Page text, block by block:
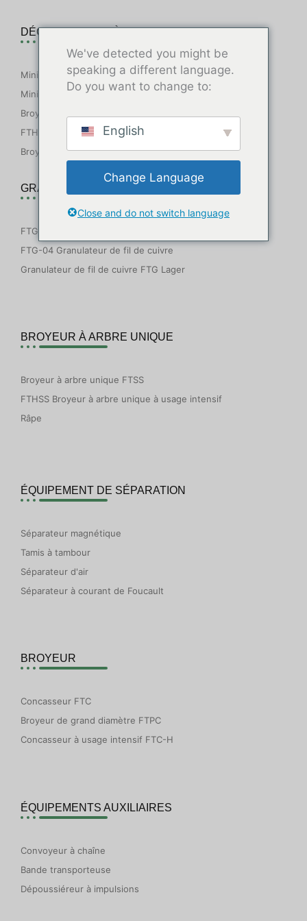
DÉCHIQUETEUR À DOUBLE ARBRE
Mini-broyeur FTS
Mini-déchiqueteuse FT2S
Broyeur à double arbre FTHS
FTHS-P Déchiqueteuse à usage intensif
Broyeur de pneus FTHS-T
GRANULATEUR DE FIL DE CUIVRE
FTG-03 Mini granulateur de fil de cuivre
FTG-04 Granulateur de fil de cuivre
Granulateur de fil de cuivre FTG Lager
BROYEUR À ARBRE UNIQUE
Broyeur à arbre unique FTSS
FTHSS Broyeur à arbre unique à usage intensif
Râpe
ÉQUIPEMENT DE SÉPARATION
Séparateur magnétique
Tamis à tambour
Séparateur d'air
Séparateur à courant de Foucault
BROYEUR
Concasseur FTC
Broyeur de grand diamètre FTPC
Concasseur à usage intensif FTC-H
ÉQUIPEMENTS AUXILIAIRES
Convoyeur à chaîne
Bande transporteuse
Dépoussiéreur à impulsions
We've detected you might be
speaking a different language.
Do you want to change to:
English
Change Language
Close and do not switch language